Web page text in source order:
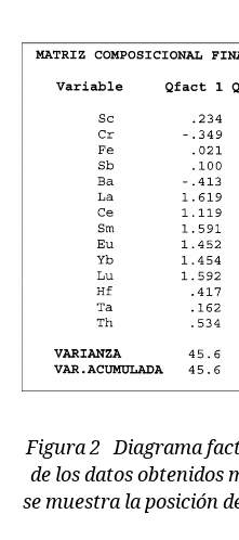
Figura 2 Diagrama
de los datos obtenidos
se muestra la posición